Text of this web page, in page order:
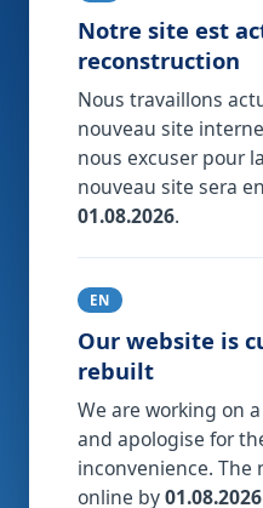
Notre site est
reconstruction
Nous travaillons
nouveau site
nous excuser pour
nouveau site sera
01.08.2026.
EN
Our website is
rebuilt
We are working on
and apologise for
inconvenience. The
online by01.08.2026